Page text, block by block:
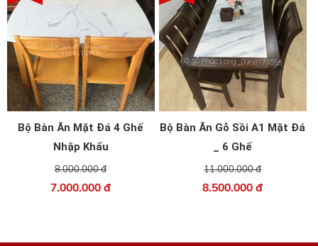
Bộ Bàn Ăn Mặt Đá 4 Ghế
Nhập Khẩu
8.000.000 đ
7.000.000 đ
Bộ Bàn Ăn Gỗ Sồi A1 Mặt Đá
_ 6 Ghế
11.000.000 đ
8.500.000 đ